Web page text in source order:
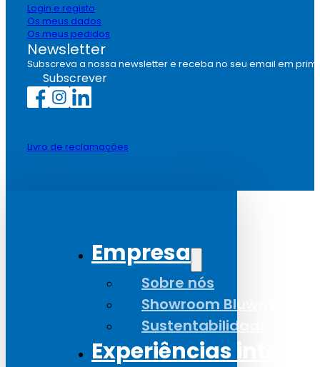
Login e registo
Os meus dados
Os meus pedidos
Newsletter
Subscreva a nossa newsletter e receba no seu email em
Subscrever
Livro de reclamações
Empresa
Sobre nós
Showroom Bluway
Sustentabilidade
Experiências